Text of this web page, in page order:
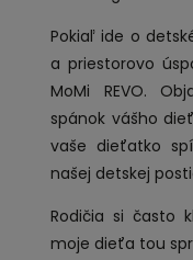
Pokiaľ ide o
a priestorovo
MoMi REVO.
spánok vášho
vaše dieťatko
našej detskej
Rodičia si často
moje dieťa tou